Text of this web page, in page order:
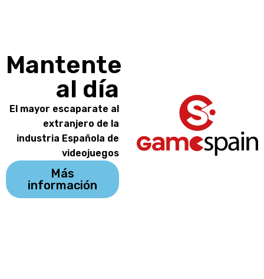
Mantente
al día
El mayor escaparate al
extranjero de la
industria Española de
videojuegos
Más
información